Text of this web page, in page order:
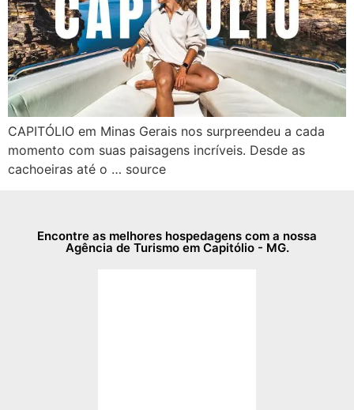
CAPITÓLIO em Minas Gerais nos surpreendeu a cada
momento com suas paisagens incríveis. Desde as
cachoeiras até o … source
Encontre as melhores hospedagens com a nossa
Agência de Turismo em Capitólio - MG.